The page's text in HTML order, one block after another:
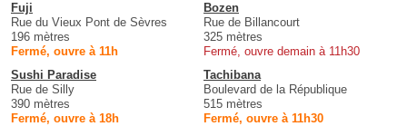
Fuji
Rue du Vieux Pont de Sèvres
196 mètres
Fermé, ouvre à 11h
Bozen
Rue de Billancourt
325 mètres
Fermé, ouvre demain à 11h30
Sushi Paradise
Rue de Silly
390 mètres
Fermé, ouvre à 18h
Tachibana
Boulevard de la République
515 mètres
Fermé, ouvre à 11h30